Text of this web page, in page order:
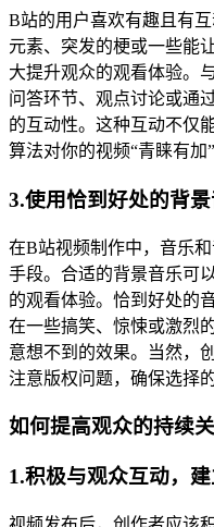
B站的用户喜欢有趣且有
元素、突发的梗或一些能
大提升观众的观看体验。
问答环节、观点讨论或通
的互动性。这种互动不仅
算法对你的视频“青睐有加”
3.使用恰到好处的背景
在B站视频制作中，音乐
手段。合适的背景音乐可
的观看体验。恰到好处的
在一些搞笑、惊悚或激烈
意想不到的效果。当然，
注意版权问题，确保选择
如何提高观众的持续
1.积极与观众互动，建